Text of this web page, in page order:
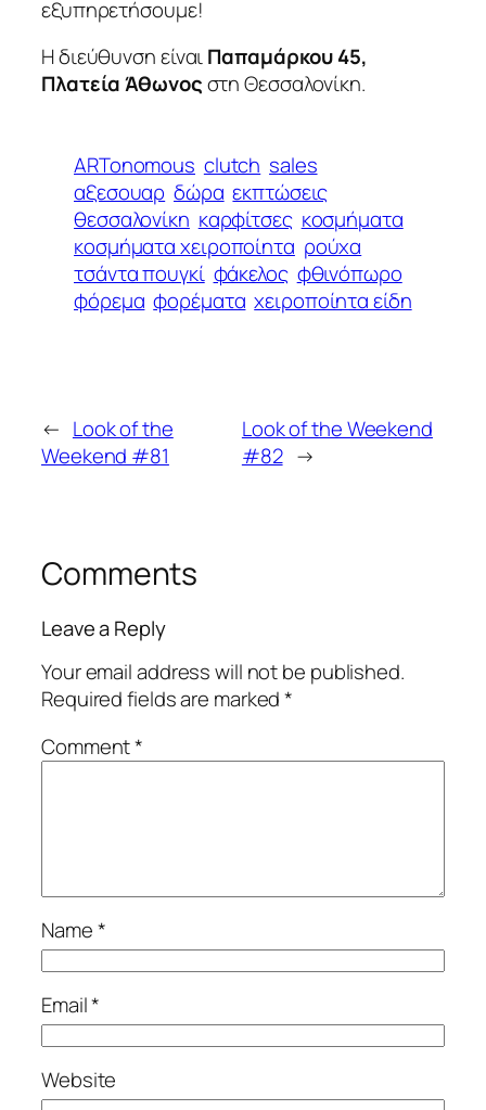
εξυπηρετήσουμε!
Η διεύθυνση είναιΠαπαμάρκου 45,
Πλατεία Άθωνοςστη Θεσσαλονίκη.
ARTonomous clutch sales
αξεσουαρ δώρα εκπτώσεις
θεσσαλονίκη καρφίτσες κοσμήματα
κοσμήματα χειροποίητα ρούχα
τσάντα πουγκί φάκελος φθινόπωρο
φόρεμα φορέματα χειροποίητα είδη
← Look of the
Weekend #81
Look of the Weekend
#82 →
Comments
Leave a Reply
Your email address will not be published.
Required fields are marked*
Comment*
Name*
Email*
Website